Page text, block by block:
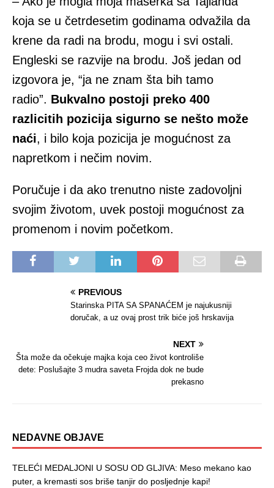
koja se u četrdesetim godinama odvažila da
krene da radi na brodu, mogu i svi ostali.
Engleski se razvije na brodu. Još jedan od
izgovora je, “ja ne znam šta bih tamo
radio”. Bukvalno postoji preko 400
razlicitih pozicija sigurno se nešto može
naći, i bilo koja pozicija je mogućnost za
napretkom i nečim novim.
Poručuje i da ako trenutno niste zadovoljni
svojim životom, uvek postoji mogućnost za
promenom i novim početkom.
PREVIOUS
Starinska PITA SA SPANAĆEM je najukusniji
doručak, a uz ovaj prost trik biće još hrskavija
NEXT
Šta može da očekuje majka koja ceo život kontroliše
dete: Poslušajte 3 mudra saveta Frojda dok ne bude
prekasno
NEDAVNE OBJAVE
TELEĆI MEDALJONI U SOSU OD GLJIVA: Meso mekano kao
puter, a kremasti sos briše tanjir do posljednje kapi!